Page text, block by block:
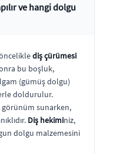
ve hangi dolgu
diş çürümesi
bu boşluk,
(gümüş dolgu)
doldurulur.
sunarken,
Diş hekiminiz,
dolgu malzemesini